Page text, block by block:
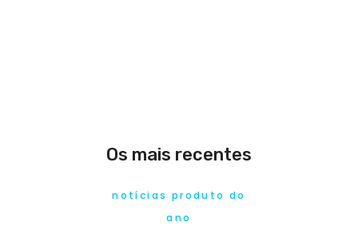
Os mais recentes
notícias produto do
ano